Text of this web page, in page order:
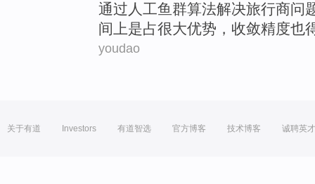
通过 人工鱼群算法解决旅行商问
间上是占很大优势 ，收敛精度也
youdao
关于有道 Investors 有道智选 官方博客 技术博客 诚聘英才